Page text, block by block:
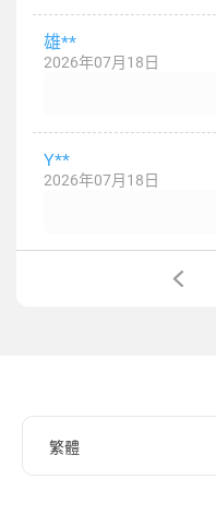
雄**
2026年07月18日
Y**
2026年07月18日